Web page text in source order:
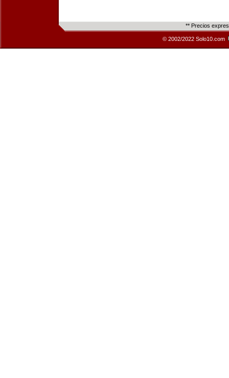
** Precios
© 2002/2022 Solo10.com